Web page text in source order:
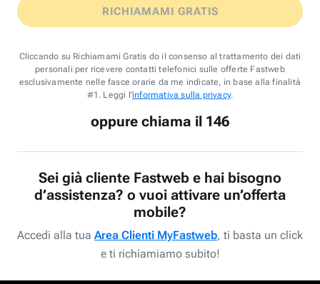
RICHIAMAMI GRATIS
Cliccando su Richiamami Gratis do il consenso al trattamento dei dati
personali per ricevere contatti telefonici sulle offerte Fastweb
esclusivamente nelle fasce orarie da me indicate, in base alla finalità
#1. Leggi l'informativa sulla privacy.
oppure chiama il 146
Sei già cliente Fastweb e hai bisogno
d’assistenza? o vuoi attivare un’offerta
mobile?
Accedi alla tua Area Clienti MyFastweb, ti basta un click
e ti richiamiamo subito!